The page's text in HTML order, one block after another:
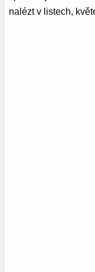
nalézt v listech,